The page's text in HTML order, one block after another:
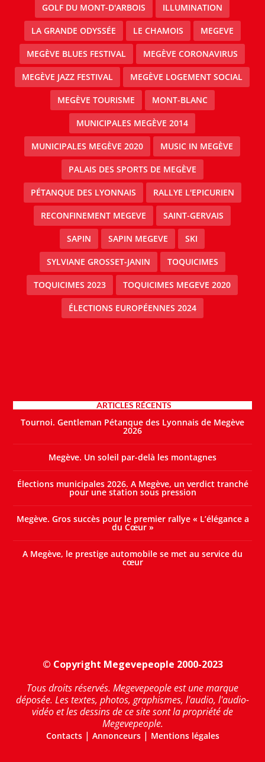
GOLF DU MONT-D'ARBOIS ILLUMINATION
LA GRANDE ODYSSÉE LE CHAMOIS MEGEVE
MEGÈVE BLUES FESTIVAL MEGÈVE CORONAVIRUS
MEGÈVE JAZZ FESTIVAL MEGÈVE LOGEMENT SOCIAL
MEGÈVE TOURISME MONT-BLANC
MUNICIPALES MEGÈVE 2014
MUNICIPALES MEGÈVE 2020 MUSIC IN MEGÈVE
PALAIS DES SPORTS DE MEGÈVE
PÉTANQUE DES LYONNAIS RALLYE L'EPICURIEN
RECONFINEMENT MEGEVE SAINT-GERVAIS
SAPIN SAPIN MEGEVE SKI
SYLVIANE GROSSET-JANIN TOQUICIMES
TOQUICIMES 2023 TOQUICIMES MEGEVE 2020
ÉLECTIONS EUROPÉENNES 2024
ARTICLES RÉCENTS
Tournoi. Gentleman Pétanque des Lyonnais de Megève
2026
Megève. Un soleil par-delà les montagnes
Élections municipales 2026. A Megève, un verdict tranché
pour une station sous pression
Megève. Gros succès pour le premier rallye « L’élégance a
du Cœur »
A Megève, le prestige automobile se met au service du
cœur
© Copyright Megevepeople 2000-2023
Tous droits réservés. Megevepeople est une marque
déposée. Les textes, photos, graphismes, l'audio, l'audio-
vidéo et les dessins de ce site sont la propriété de
Megevepeople.
Contacts| Annonceurs| Mentions légales